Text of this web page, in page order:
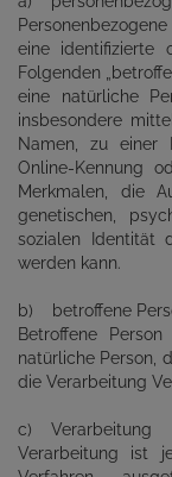
eine identifizierte
Folgenden
eine natürliche
insbesondere
Namen, zu einer
Online-Kennung
Merkmalen, die
genetischen,
sozialen Identität
werden kann.
b) betroffene
Betroffene
natürliche Person,
die Verarbeitung
c) Verarbeitung
Verarbeitung ist